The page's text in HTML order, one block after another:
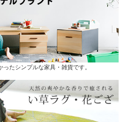
たシンプルな家具・雑貨です。